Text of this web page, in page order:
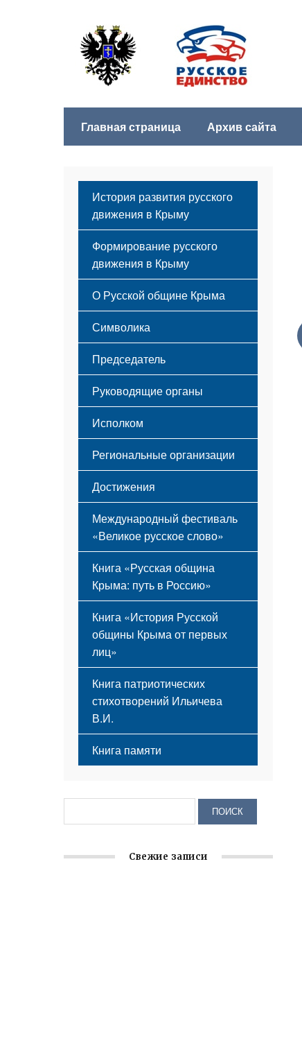
Главная страница Архив сайта
История развития русского
движения в Крыму
Формирование русского
движения в Крыму
Русский Крым
О Русской общине Крыма
Этапы становления
Принципы деятельности
Структура
Мероприятия
Символика
Флаг
Герб
Гимн
Председатель
Руководящие органы
Исполком
Региональные организации
Достижения
Международный фестиваль
«Великое русское слово»
Книга «Русская община
Крыма: путь в Россию»
Книга «История Русской
общины Крыма от первых
лиц»
Книга патриотических
стихотворений Ильичева
В.И.
Книга памяти
Свежие записи